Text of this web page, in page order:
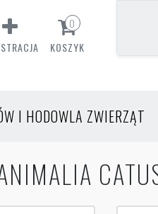
KOSZYK
0
I HODOWLA ZWIERZĄT